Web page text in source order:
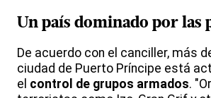
Un país dominado por las
De acuerdo con el canciller, más
ciudad de Puerto Príncipe está
el control de grupos armados.